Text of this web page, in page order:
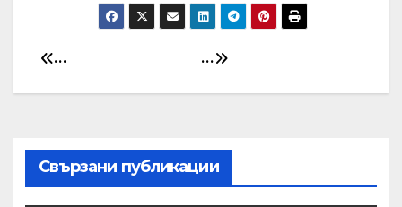
Post
navigation
…
…
Свързани публикации